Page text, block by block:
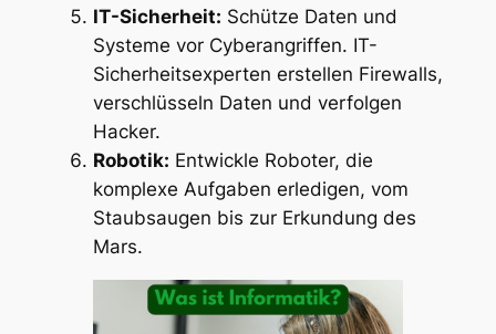
IT-Sicherheit: Schütze Daten und
Systeme vor Cyberangriffen. IT-
Sicherheitsexperten erstellen Firewalls,
verschlüsseln Daten und verfolgen
Hacker.
Robotik: Entwickle Roboter, die
komplexe Aufgaben erledigen, vom
Staubsaugen bis zur Erkundung des
Mars.